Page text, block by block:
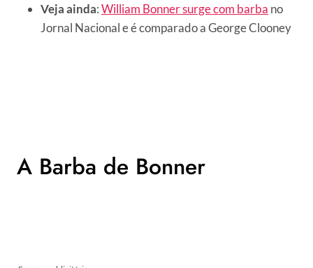
Veja ainda:William Bonner surge com barba no
Jornal Nacional e é comparado a George Clooney
A Barba de Bonner